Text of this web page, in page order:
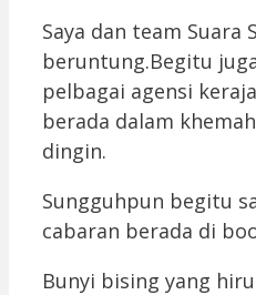
Saya dan team Suara
beruntung.Begitu
pelbagai agensi
berada dalam
dingin.
Sungguhpun begitu
cabaran berada di
Bunyi bising yang